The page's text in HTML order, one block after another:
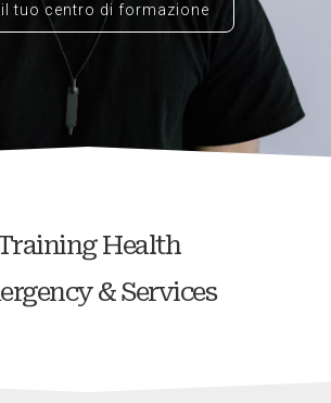
tuo centro di formazione
Health
& Services